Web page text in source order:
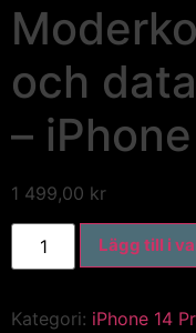
och
–
1 499,00 kr
Lägg till i
Kategori: iPhone 14